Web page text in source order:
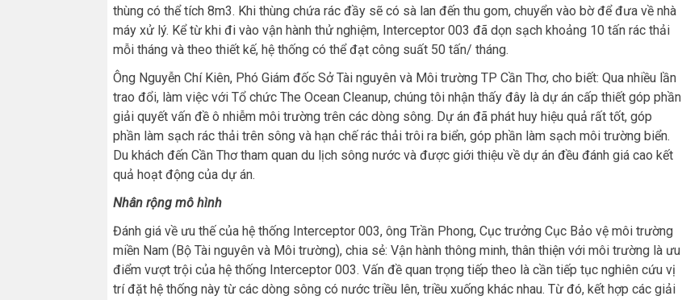
thùng có thể tích 8m3. Khi thùng chứa rác đầy sẽ có sà lan đến thu gom, chuyển vào bờ để đưa về nhà
máy xử lý. Kể từ khi đi vào vận hành thử nghiệm, Interceptor 003 đã dọn sạch khoảng 10 tấn rác thải
mỗi tháng và theo thiết kế, hệ thống có thể đạt công suất 50 tấn/ tháng.
Ông Nguyễn Chí Kiên, Phó Giám đốc Sở Tài nguyên và Môi trường TP Cần Thơ, cho biết: Qua nhiều lần
trao đổi, làm việc với Tổ chức The Ocean Cleanup, chúng tôi nhận thấy đây là dự án cấp thiết góp phần
giải quyết vấn đề ô nhiễm môi trường trên các dòng sông. Dự án đã phát huy hiệu quả rất tốt, góp
phần làm sạch rác thải trên sông và hạn chế rác thải trôi ra biển, góp phần làm sạch môi trường biển.
Du khách đến Cần Thơ tham quan du lịch sông nước và được giới thiệu về dự án đều đánh giá cao kết
quả hoạt động của dự án.
Nhân rộng mô hình
Đánh giá về ưu thế của hệ thống Interceptor 003, ông Trần Phong, Cục trưởng Cục Bảo vệ môi trường
miền Nam (Bộ Tài nguyên và Môi trường), chia sẻ: Vận hành thông minh, thân thiện với môi trường là ưu
điểm vượt trội của hệ thống Interceptor 003. Vấn đề quan trọng tiếp theo là cần tiếp tục nghiên cứu vị
trí đặt hệ thống này từ các dòng sông có nước triều lên, triều xuống khác nhau. Từ đó, kết hợp các giải